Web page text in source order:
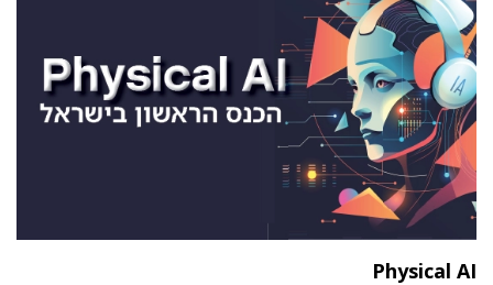
Physical AI